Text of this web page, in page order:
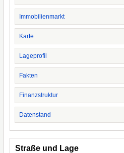
Immobilienmarkt
Karte
Lageprofil
Fakten
Finanzstruktur
Datenstand
Straße und Lage